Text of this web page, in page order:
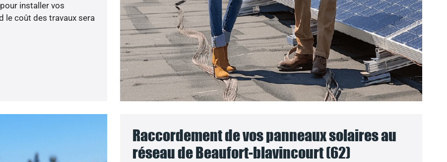
installer vos
le coût des travaux sera
Raccordement de vos panneaux solaires au
réseau de Beaufort-blavincourt (62)